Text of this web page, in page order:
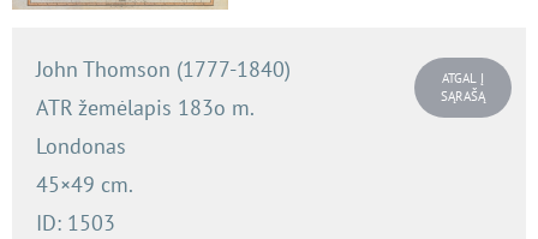
John Thomson (1777-1840)
ATR žemėlapis 183o m.
Londonas
45×49 cm.
ID: 1503
ATGAL Į
SĄRAŠĄ